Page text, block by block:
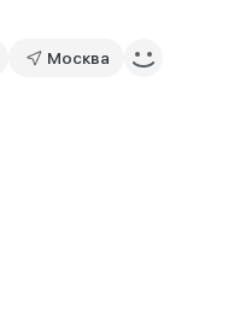
Москва